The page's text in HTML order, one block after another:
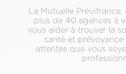
La Mutuelle Prévifrance,
plus de 40 agences à
vous aider à trouver la
santé et
attentes que vous